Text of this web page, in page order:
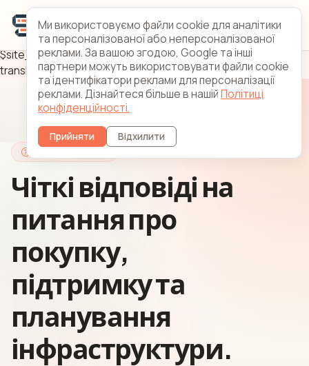
$site_title = translate('meta.title.faq'); $site_desc =
translate('meta.desc.faq'); ?>
Чіткі відповіді на
питання про
покупку,
підтримку та
планування
інфраструктури.
Ми використовуємо файли cookie для аналітики
та персоналізованої або неперсоналізованої
реклами. За вашою згодою, Google та інші
партнери можуть використовувати файли cookie
та ідентифікатори реклами для персоналізації
реклами. Дізнайтеся більше в нашійПолітиці
конфіденційності.
Прийняти Відхилити